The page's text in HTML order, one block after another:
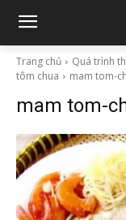
Trang chủ
Quá trình
tôm chua
mam tom-
mam tom-